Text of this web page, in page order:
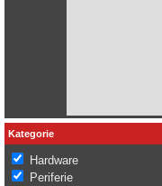
Kategorie
Hardware
Periferie